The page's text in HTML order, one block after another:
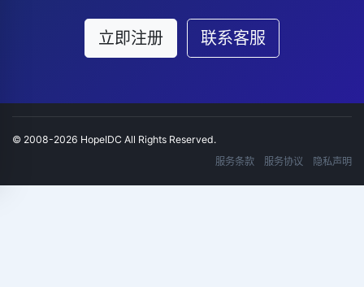
立即注册 联系客服
© 2008-2026 HopeIDC All Rights Reserved.
服务条款
服务协议 隐私声明